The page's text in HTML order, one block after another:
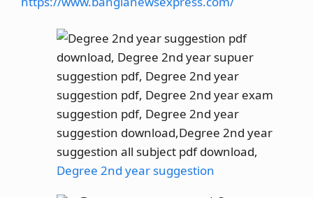
Degree 2nd year suggestion